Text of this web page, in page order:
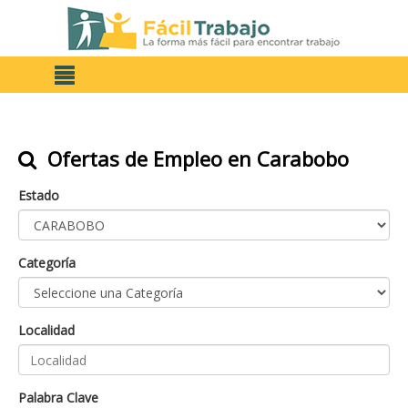
Ofertas de Empleo en Carabobo
Estado
Categoría
Localidad
Palabra Clave